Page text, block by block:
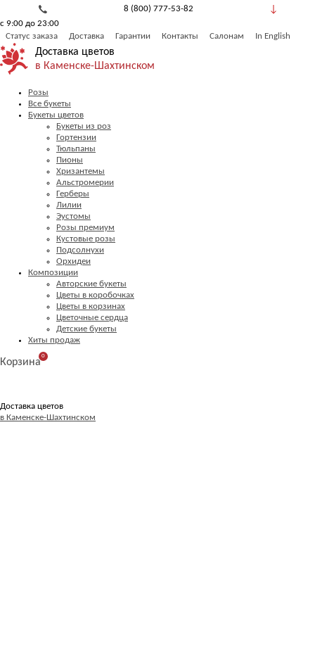
8 (800) 777-53-82
с 9:00 до 23:00
Статус заказа
Доставка Гарантии Контакты Салонам In English
Доставка цветов
в Каменске-Шахтинском
Розы
Все букеты
Букеты цветов
Букеты из роз
Гортензии
Тюльпаны
Пионы
Хризантемы
Альстромерии
Герберы
Лилии
Эустомы
Розы премиум
Кустовые розы
Подсолнухи
Орхидеи
Композиции
Авторские букеты
Цветы в коробочках
Цветы в корзинах
Цветочные сердца
Детские букеты
Хиты продаж
Корзина
0
Доставка цветов
в Каменске-Шахтинском